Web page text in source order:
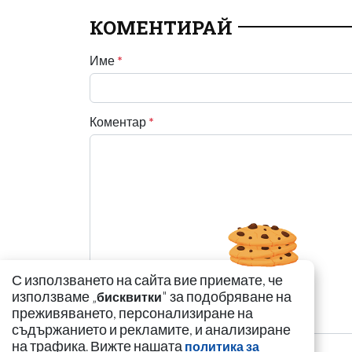
КОМЕНТИРАЙ
Име *
Коментар *
С използването на сайта вие приемате, че
използваме „бисквитки" за подобряване на
преживяването, персонализиране на
съдържанието и рекламите, и анализиране
на трафика. Вижте нашата политика за